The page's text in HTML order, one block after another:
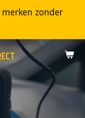
zonder